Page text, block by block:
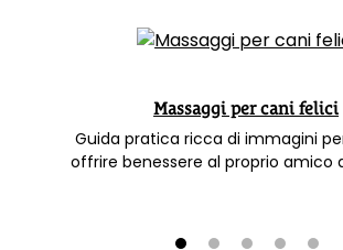
Massaggi per cani felici
Guida pratica ricca di immagini
offrire benessere al proprio